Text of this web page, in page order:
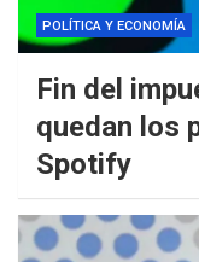
POLÍTICA Y ECONOMÍA
Fin del
quedan los
Spotify